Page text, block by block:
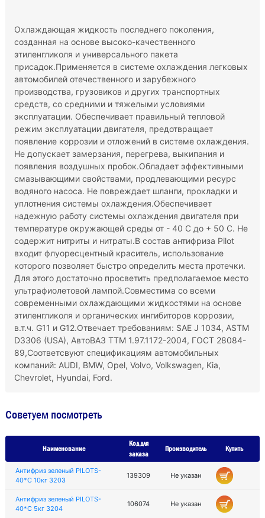
Охлаждающая жидкость последнего поколения,
созданная на основе высоко-качественного
этиленгликоля и универсального пакета
присадок.Применяется в системе охлаждения легковых
автомобилей отечественного и зарубежного
производства, грузовиков и других транспортных
средств, со средними и тяжелыми условиями
эксплуатации. Обеспечивает правильный тепловой
режим эксплуатации двигателя, предотвращает
появление коррозии и отложений в системе охлаждения.
Не допускает замерзания, перегрева, выкипания и
появления воздушных пробок.Обладает эффективными
смазывающими свойствами, продлевающими ресурс
водяного насоса. Не повреждает шланги, прокладки и
уплотнения системы охлаждения.Обеспечивает
надежную работу системы охлаждения двигателя при
температуре окружающей среды от - 40 С до + 50 С. Не
содержит нитриты и нитраты.В состав антифриза Pilot
входит флуоресцентный краситель, использование
которого позволяет быстро определить места протечки.
Для этого достаточно просветить предполагаемое место
ультрафиолетовой лампой.Совместима со всеми
современными охлаждающими жидкостями на основе
этиленгликоля и органических ингибиторов коррозии,
в.т.ч. G11 и G12.Отвечает требованиям: SAE J 1034, ASTM
D3306 (USA), АвтоВАЗ ТТМ 1.97.1172-2004, ГОСТ 28084-
89,Соответсвуют спецификациям автомобильных
компаний: AUDI, BMW, Opel, Volvo, Volkswagen, Kia,
Chevrolet, Hyundai, Ford.
Советуем посмотреть
Наименование
Код для
заказа
Производитель Купить
Антифриз зеленый PILOTS-
40*С 10кг 3203
139309 Не указан
Антифриз зеленый PILOTS-
40*С 5кг 3204
106074 Не указан